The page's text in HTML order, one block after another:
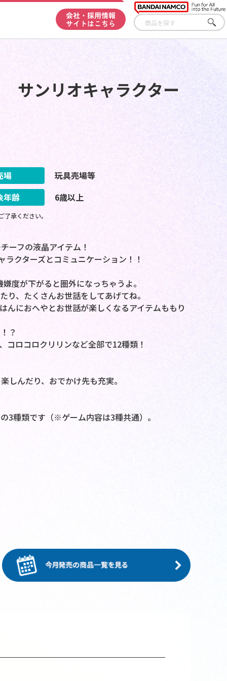
会社・採用情報
サイトはこちら
さが
す
ンリオキャラクター
場
玩具売場等
年齢
6歳以上
承ください。
ーフの液晶アイテム！
クターズとコミュニケーション！！
度が下がると圏外になっちゃうよ。
、たくさんお世話をしてあげてね。
んにおへやとお世話が楽しくなるアイテムももり
？
コロコロクリリンなど全部で12種類！
しんだり、おでかけ先も充実。
3種類です（※ゲーム内容は3種共通）。